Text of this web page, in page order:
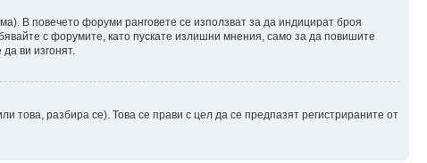
В повечето форуми ранговете се използват за да индицират броя
с форумите, като пускате излишни мнения, само за да повишите
ви изгонят.
това, разбира се). Това се прави с цел да се предпазят регистрираните от